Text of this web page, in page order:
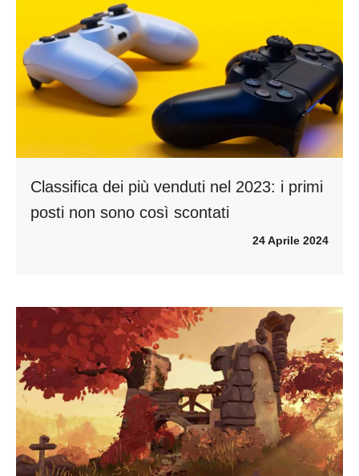
Classifica dei più venduti nel 2023: i primi
posti non sono così scontati
24 Aprile 2024